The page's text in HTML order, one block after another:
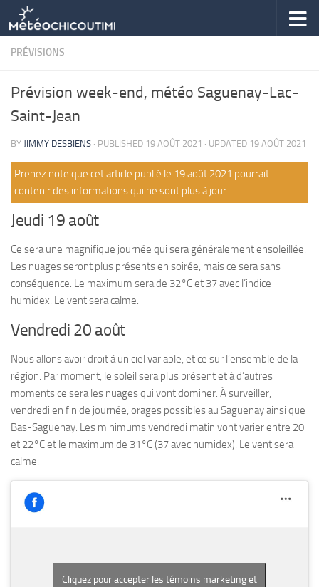
Skip to content
PRÉVISIONS
Prévision week-end, météo Saguenay-Lac-
Saint-Jean
BY JIMMY DESBIENS · PUBLISHED 19 AOÛT 2021 · UPDATED 19 AOÛT 2021
Prenez note que cet article publié le 19 août 2021 pourrait
contenir des informations qui ne sont plus à jour.
Jeudi 19 août
Ce sera une magnifique journée qui sera généralement ensoleillée.
Les nuages seront plus présents en soirée, mais ce sera sans
conséquence. Le maximum sera de 32°C et 37 avec l’indice
humidex. Le vent sera calme.
Vendredi 20 août
Nous allons avoir droit à un ciel variable, et ce sur l’ensemble de la
région. Par moment, le soleil sera plus présent et à d’autres
moments ce sera les nuages qui vont dominer. À surveiller,
vendredi en fin de journée, orages possibles au Saguenay ainsi que
Bas-Saguenay. Les minimums vendredi matin vont varier entre 20
et 22°C et le maximum de 31°C (37 avec humidex). Le vent sera
calme.
Cliquez pour accepter les témoins marketing et